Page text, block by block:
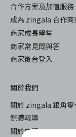
合作方案及加值服務
成為 zingala 合作商
商家成長學堂
商家常見問與答
商家後台登入
關於我們
關於 zingala 銀角零
媒體報導
關於中租